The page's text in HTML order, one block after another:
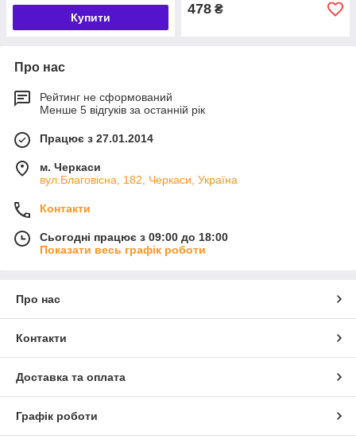
Купити
478 ₴
Про нас
Рейтинг не сформований
Менше 5 відгуків за останній рік
Працює з 27.01.2014
м. Черкаси
вул.Благовісна, 182, Черкаси, Україна
Контакти
Сьогодні працює з 09:00 до 18:00
Показати весь графік роботи
Про нас
Контакти
Доставка та оплата
Графік роботи